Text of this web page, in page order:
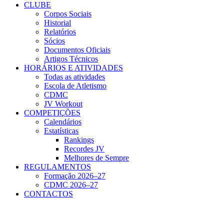
CLUBE
Corpos Sociais
Historial
Relatórios
Sócios
Documentos Oficiais
Artigos Técnicos
HORÁRIOS E ATIVIDADES
Todas as atividades
Escola de Atletismo
CDMC
JV Workout
COMPETIÇÕES
Calendários
Estatísticas
Rankings
Recordes JV
Melhores de Sempre
REGULAMENTOS
Formação 2026–27
CDMC 2026–27
CONTACTOS